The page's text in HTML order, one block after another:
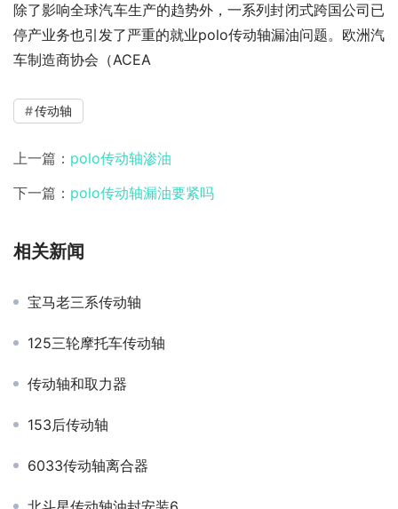
除了影响全球汽车生产的趋势外，一系列封闭式跨国公司已
停产业务也引发了严重的就业polo传动轴漏油问题。欧洲汽
车制造商协会（ACEA
传动轴
上一篇： polo传动轴渗油
下一篇： polo传动轴漏油要紧吗
相关新闻
宝马老三系传动轴
125三轮摩托车传动轴
传动轴和取力器
153后传动轴
6033传动轴离合器